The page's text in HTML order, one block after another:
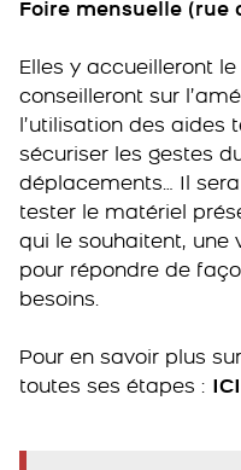
Foire mensuelle (rue
Elles y accueilleront
conseilleront sur
l’utilisation des aides
sécuriser les gestes
déplacements… Il
tester le matériel
qui le souhaitent, une
pour répondre de
besoins.
Pour en savoir plus
toutes ses étapes : ICI